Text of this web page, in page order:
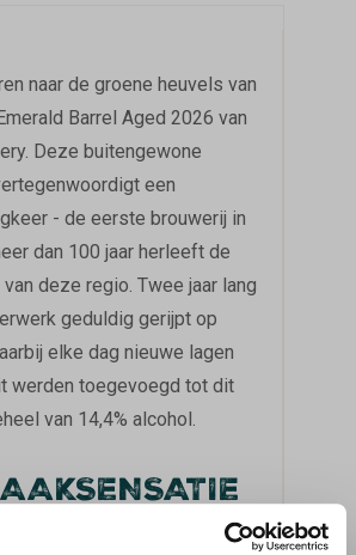
naar de groene heuvels van
Barrel Aged 2026 van
Deze buitengewone
een
- de eerste brouwerij in
dan 100 jaar herleeft de
deze regio. Twee jaar lang
geduldig gerijpt op
elke dag nieuwe lagen
werden toegevoegd tot dit
van 14,4% alcohol.